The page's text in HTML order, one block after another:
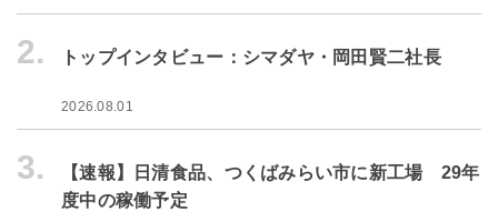
2. トップインタビュー：シマダヤ・岡田賢二社長
2026.08.01
3.
【速報】日清食品、つくばみらい市に新工場 29年
度中の稼働予定